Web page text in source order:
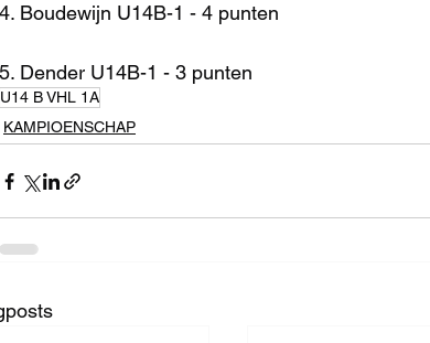
4. Boudewijn U14B-1 - 4 punten
5. Dender U14B-1 - 3 punten
U14 B VHL 1A
KAMPIOENSCHAP